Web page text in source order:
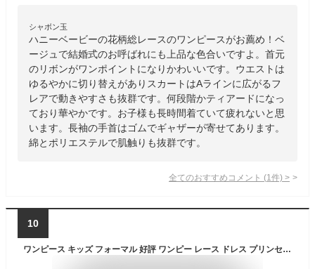
シャボン玉
ハニーベービーの花柄総レースのワンピースがお薦め！ベ
ージュで結婚式のお呼ばれにも上品な色合いですよ。首元
のリボンがワンポイントになりかわいいです。ウエストは
ゆるやかに切り替えがありスカートはAラインに広がるフ
レアで動きやすさも抜群です。何段階かティアードになっ
ており華やかです。お子様も長時間着ていて疲れないと思
います。長袖の手首はゴムでギャザーが寄せてあります。
綿とポリエステルで肌触りも抜群です。
全てのおすすめコメント (1 件) >
10
ワンピース キッズ フォーマル 好評 ワンピー レース ドレス プリンセス おしゃれ フレアスリーブ 花柄 子供服 子供 服 子ども こども 女の子 七五三 結婚式 冠婚葬祭 発表会